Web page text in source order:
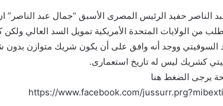
الناصر حفيد الرئيس المصرى الأسبق “جمال عبد الناصر”
من الولايات المتحدة الأمريكية تمويل السد العالي
السوفيتي ووجد أنه وافق على أن يكون شريك متوازن
كشريك ليس له تاريخ استعمارى.
يرجى الضغط هنا
https://www.facebook.com/